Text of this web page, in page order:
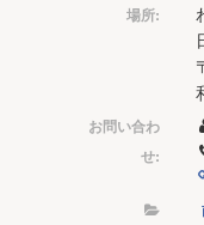
場所:
お問い合わ
せ: